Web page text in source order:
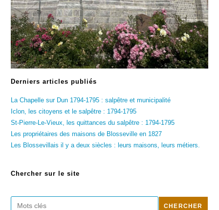
Derniers articles publiés
La Chapelle sur Dun 1794-1795 : salpêtre et municipalité
Iclon, les citoyens et le salpêtre : 1794-1795
St-Pierre-Le-Vieux, les quittances du salpêtre : 1794-1795
Les propriétaires des maisons de Blosseville en 1827
Les Blossevillais il y a deux siècles : leurs maisons, leurs métiers.
Chercher sur le site
Rechercher
CHERCHER